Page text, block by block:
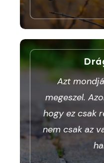
Azt
megeszel.
hogy ez csak
nem csak az